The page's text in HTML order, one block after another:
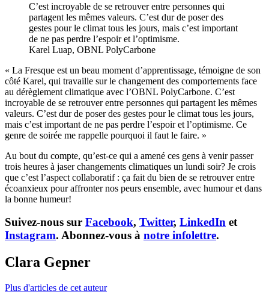
C’est incroyable de se retrouver entre personnes qui
partagent les mêmes valeurs. C’est dur de poser des
gestes pour le climat tous les jours, mais c’est important
de ne pas perdre l’espoir et l’optimisme.
Karel Luap, OBNL PolyCarbone
« La Fresque est un beau moment d’apprentissage, témoigne de son
côté Karel, qui travaille sur le changement des comportements face
au dérèglement climatique avec l’OBNL PolyCarbone. C’est
incroyable de se retrouver entre personnes qui partagent les mêmes
valeurs. C’est dur de poser des gestes pour le climat tous les jours,
mais c’est important de ne pas perdre l’espoir et l’optimisme. Ce
genre de soirée me rappelle pourquoi il faut le faire. »
Au bout du compte, qu’est-ce qui a amené ces gens à venir passer
trois heures à jaser changements climatiques un lundi soir? Je crois
que c’est l’aspect collaboratif : ça fait du bien de se retrouver entre
écoanxieux pour affronter nos peurs ensemble, avec humour et dans
la bonne humeur!
Suivez-nous sur Facebook, Twitter, LinkedIn et
Instagram. Abonnez-vous à notre infolettre.
Clara Gepner
Plus d'articles de cet auteur